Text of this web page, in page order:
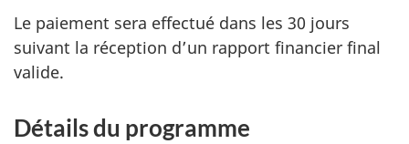
Le paiement sera effectué dans les 30 jours
suivant la réception d’un rapport financier final
valide.
Détails du programme